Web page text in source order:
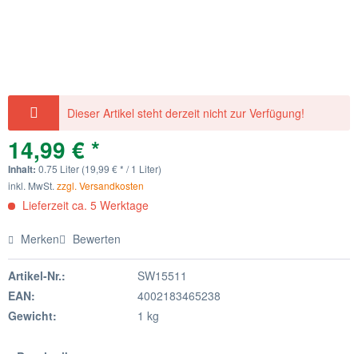
Dieser Artikel steht derzeit nicht zur Verfügung!
14,99 € *
Inhalt: 0.75 Liter (19,99 € * / 1 Liter)
inkl. MwSt. zzgl. Versandkosten
Lieferzeit ca. 5 Werktage
Merken Bewerten
Artikel-Nr.:
SW15511
EAN:
4002183465238
Gewicht:
1 kg